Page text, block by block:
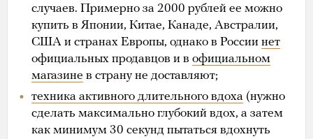
случаев. Примерно за 2000 рублей ее можно
купить в Японии, Китае, Канаде, Австралии,
США и странах Европы, однако в России нет
официальных продавцов и в официальном
магазине в страну не доставляют;
техника активного длительного вдоха (нужно
сделать максимально глубокий вдох, а затем
как минимум 30 секунд пытаться вдохнуть